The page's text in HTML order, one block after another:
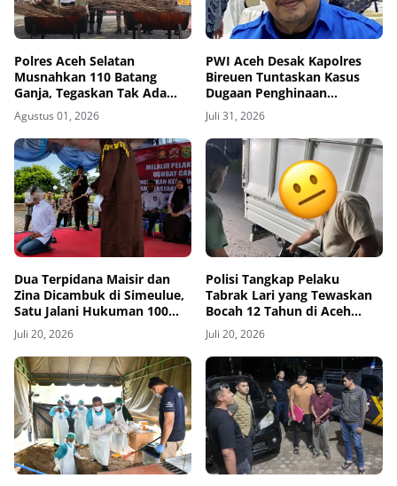
Polres Aceh Selatan
Musnahkan 110 Batang
Ganja, Tegaskan Tak Ada
Ruang bagi Jaringan
Narkoba
Agustus 01, 2026
PWI Aceh Desak Kapolres
Bireuen Tuntaskan Kasus
Dugaan Penghinaan
Wartawan, Tiga Bulan Lebih
Tanpa Tersangka
Juli 31, 2026
Dua Terpidana Maisir dan
Zina Dicambuk di Simeulue,
Satu Jalani Hukuman 100
Kali
Juli 20, 2026
Polisi Tangkap Pelaku
Tabrak Lari yang Tewaskan
Bocah 12 Tahun di Aceh
Timur
Juli 20, 2026